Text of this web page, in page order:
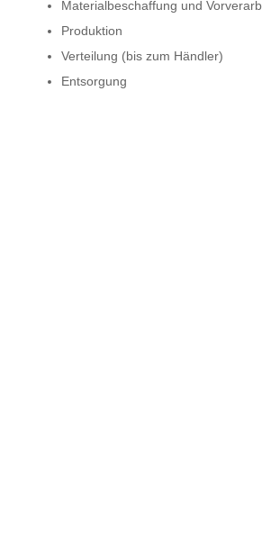
Materialbeschaffung und
Produktion
Verteilung (bis zum Händler)
Entsorgung